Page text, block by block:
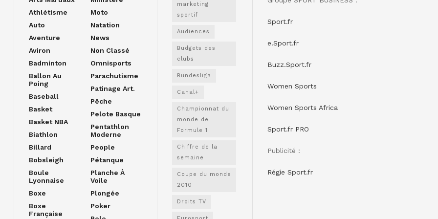
Athlétisme
Auto
Aventure
Aviron
Badminton
Ballon Au
Poing
Baseball
Basket
Basket NBA
Biathlon
Billard
Bobsleigh
Boule
Lyonnaise
Boxe
Boxe
Française
Moto
Natation
News
Non Classé
Omnisports
Parachutisme
Patinage Art.
Pêche
Pelote Basque
Pentathlon
Moderne
People
Pétanque
Planche À
Voile
Plongée
Poker
marketing
sportif
Audiences
Budgets des
clubs
Bundesliga
Canal+
Championnat du
monde de
Formule 1
Chiffre de la
semaine
Coupe du monde
2010
Droits TV
Sport.fr
e.Sport.fr
Buzz.Sport.fr
Women Sports
Women Sports Africa
Sport.fr PRO
Publicité :
Régie Sport.fr